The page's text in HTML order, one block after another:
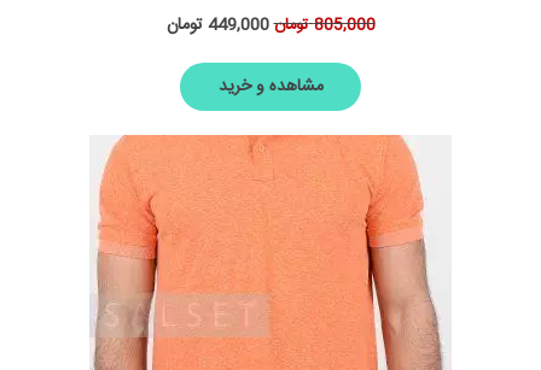
805,000تومان449,000تومان
مشاهده و خرید